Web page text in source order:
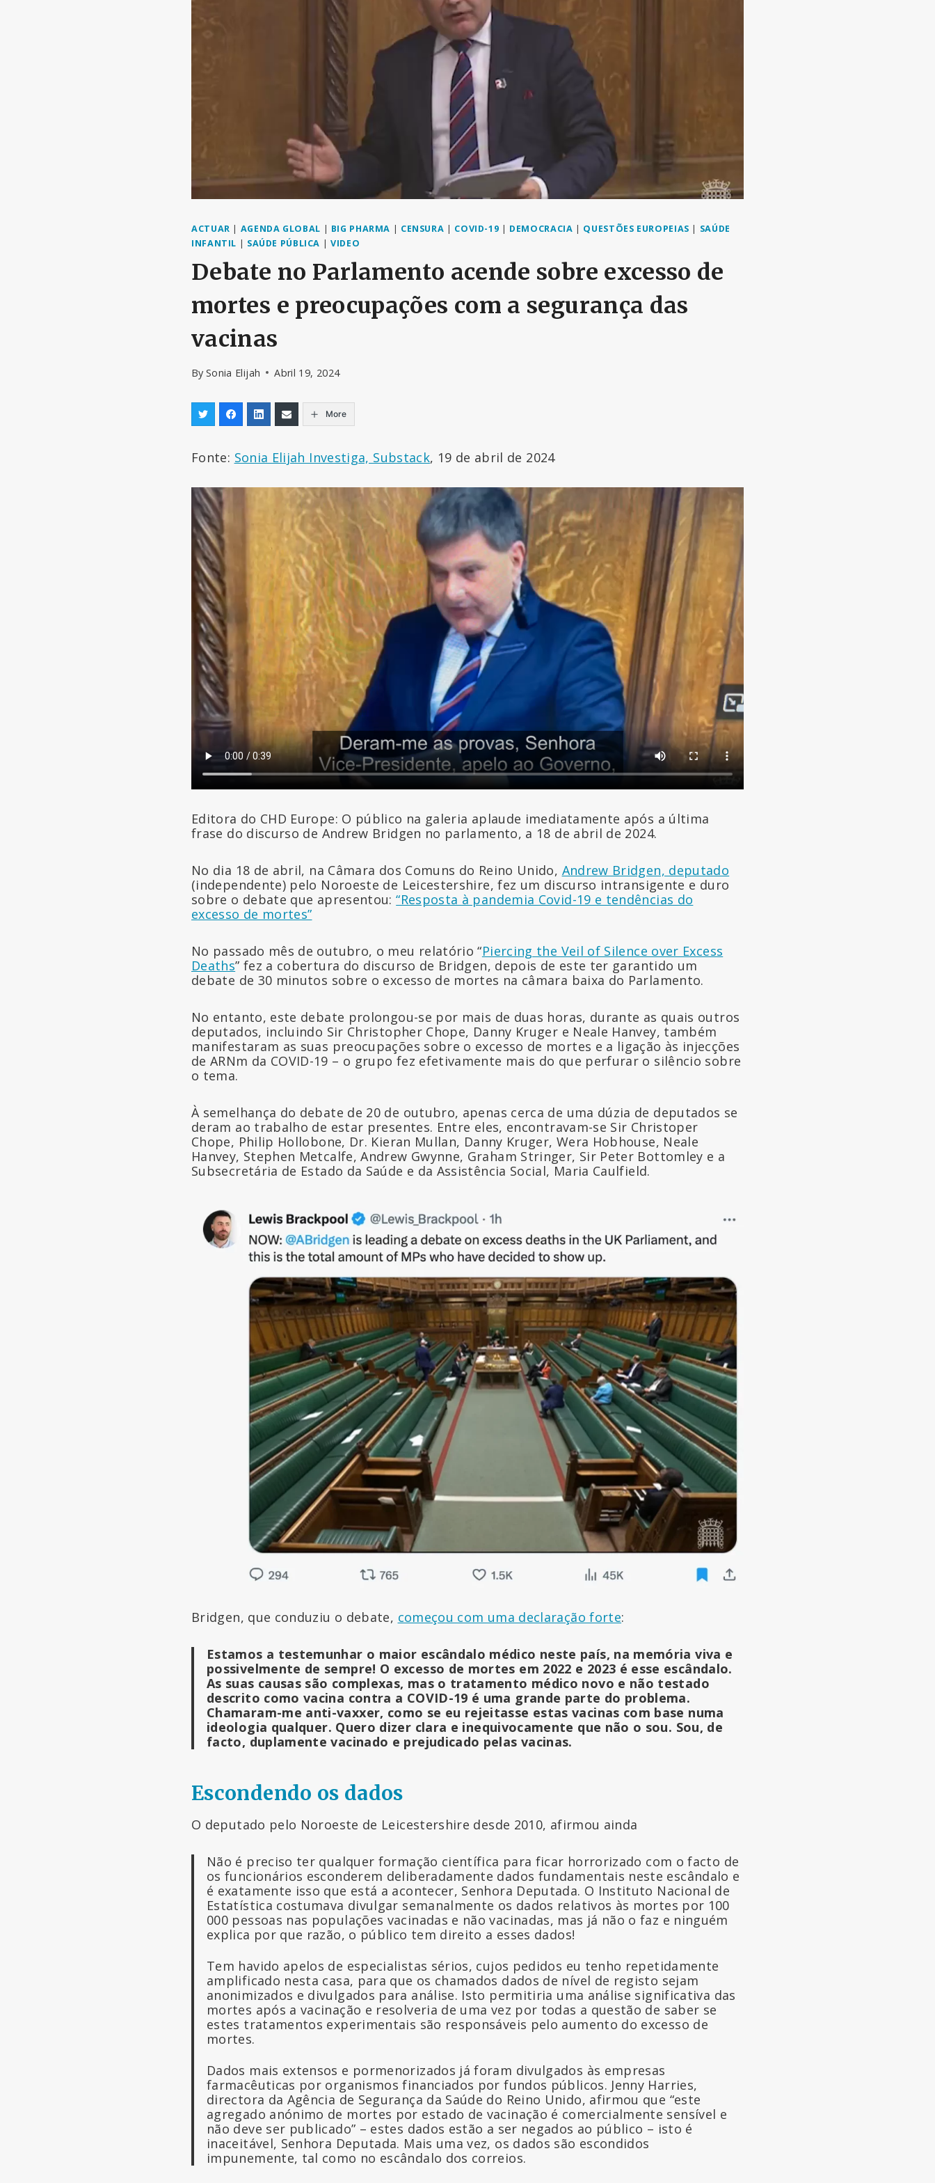
ACTUAR | AGENDA GLOBAL | BIG PHARMA | CENSURA | COVID-19 | DEMOCRACIA | QUESTÕES EUROPEIAS | SAÚDE
INFANTIL | SAÚDE PÚBLICA |VIDEO
Debate no Parlamento acende sobre excesso de
mortes e preocupações com a segurança das
vacinas
By Sonia Elijah Abril 19, 2024
More
Fonte: Sonia Elijah Investiga, Substack, 19 de abril de 2024
Editora do CHD Europe: O público na galeria aplaude imediatamente após a última
frase do discurso de Andrew Bridgen no parlamento, a 18 de abril de 2024.
No dia 18 de abril, na Câmara dos Comuns do Reino Unido, Andrew Bridgen, deputado
(independente) pelo Noroeste de Leicestershire, fez um discurso intransigente e duro
sobre o debate que apresentou:“Resposta à pandemia Covid-19 e tendências do
excesso de mortes”
No passado mês de outubro, o meu relatório “Piercing the Veil of Silence over Excess
Deaths” fez a cobertura do discurso de Bridgen, depois de este ter garantido um
debate de 30 minutos sobre o excesso de mortes na câmara baixa do Parlamento.
No entanto, este debate prolongou-se por mais de duas horas, durante as quais outros
deputados, incluindo Sir Christopher Chope, Danny Kruger e Neale Hanvey, também
manifestaram as suas preocupações sobre o excesso de mortes e a ligação às injecções
de ARNm da COVID-19 – o grupo fez efetivamente mais do que perfurar o silêncio sobre
o tema.
À semelhança do debate de 20 de outubro, apenas cerca de uma dúzia de deputados se
deram ao trabalho de estar presentes. Entre eles, encontravam-se Sir Christoper
Chope, Philip Hollobone, Dr. Kieran Mullan, Danny Kruger, Wera Hobhouse, Neale
Hanvey, Stephen Metcalfe, Andrew Gwynne, Graham Stringer, Sir Peter Bottomley e a
Subsecretária de Estado da Saúde e da Assistência Social, Maria Caulfield.
Bridgen, que conduziu o debate, começou com uma declaração forte:
Estamos a testemunhar o maior escândalo médico neste país, na memória viva e
possivelmente de sempre! O excesso de mortes em 2022 e 2023 é esse escândalo.
As suas causas são complexas, mas o tratamento médico novo e não testado
descrito como vacina contra a COVID-19 é uma grande parte do problema.
Chamaram-me anti-vaxxer, como se eu rejeitasse estas vacinas com base numa
ideologia qualquer. Quero dizer clara e inequivocamente que não o sou. Sou, de
facto, duplamente vacinado e prejudicado pelas vacinas.
Escondendo os dados
O deputado pelo Noroeste de Leicestershire desde 2010, afirmou ainda
Não é preciso ter qualquer formação científica para ficar horrorizado com o facto de
os funcionários esconderem deliberadamente dados fundamentais neste escândalo e
é exatamente isso que está a acontecer, Senhora Deputada. O Instituto Nacional de
Estatística costumava divulgar semanalmente os dados relativos às mortes por 100
000 pessoas nas populações vacinadas e não vacinadas, mas já não o faz e ninguém
explica por que razão, o público tem direito a esses dados!
Tem havido apelos de especialistas sérios, cujos pedidos eu tenho repetidamente
amplificado nesta casa, para que os chamados dados de nível de registo sejam
anonimizados e divulgados para análise. Isto permitiria uma análise significativa das
mortes após a vacinação e resolveria de uma vez por todas a questão de saber se
estes tratamentos experimentais são responsáveis pelo aumento do excesso de
mortes.
Dados mais extensos e pormenorizados já foram divulgados às empresas
farmacêuticas por organismos financiados por fundos públicos. Jenny Harries,
directora da Agência de Segurança da Saúde do Reino Unido, afirmou que “este
agregado anónimo de mortes por estado de vacinação é comercialmente sensível e
não deve ser publicado” – estes dados estão a ser negados ao público – isto é
inaceitável, Senhora Deputada. Mais uma vez, os dados são escondidos
impunemente, tal como no escândalo dos correios.